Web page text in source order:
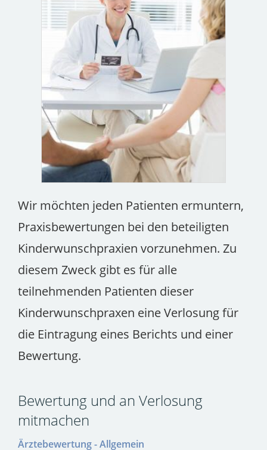
Wir möchten jeden Patienten ermuntern,
Praxisbewertungen bei den beteiligten
Kinderwunschpraxien vorzunehmen. Zu
diesem Zweck gibt es für alle
teilnehmenden Patienten dieser
Kinderwunschpraxen eine Verlosung für
die Eintragung eines Berichts und einer
Bewertung.
Bewertung und an Verlosung
mitmachen
Ärztebewertung - Allgemein